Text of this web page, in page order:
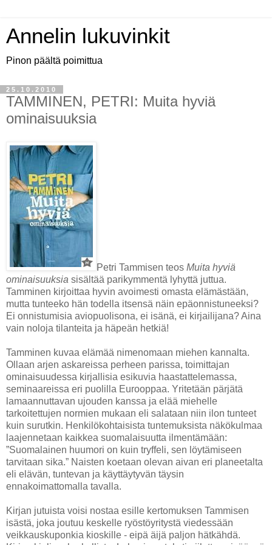
Annelin lukuvinkit
Pinon päältä poimittua
25.10.2010
TAMMINEN, PETRI: Muita hyviä
ominaisuuksia
Petri Tammisen teos Muita hyviä
ominaisuuksia sisältää parikymmentä lyhyttä juttua.
Tamminen kirjoittaa hyvin avoimesti omasta elämästään,
mutta tunteeko hän todella itsensä näin epäonnistuneeksi?
Ei onnistumisia aviopuolisona, ei isänä, ei kirjailijana? Aina
vain noloja tilanteita ja häpeän hetkiä!
Tamminen kuvaa elämää nimenomaan miehen kannalta.
Ollaan arjen askareissa perheen parissa, toimittajan
ominaisuudessa kirjallisia esikuvia haastattelemassa,
seminaareissa eri puolilla Eurooppaa. Yritetään pärjätä
lamaannuttavan ujouden kanssa ja elää miehelle
tarkoitettujen normien mukaan eli salataan niin ilon tunteet
kuin surutkin. Henkilökohtaisista tuntemuksista näkökulmaa
laajennetaan kaikkea suomalaisuutta ilmentämään:
”Suomalainen huumori on kuin tryffeli, sen löytämiseen
tarvitaan sika.” Naisten koetaan olevan aivan eri planeetalta
eli elävän, tuntevan ja käyttäytyvän täysin
ennakoimattomalla tavalla.
Kirjan jutuista voisi nostaa esille kertomuksen Tammisen
isästä, joka joutuu keskelle ryöstöyritystä viedessään
veikkauskuponkia kioskille - eipä äijä paljon hätkähdä.